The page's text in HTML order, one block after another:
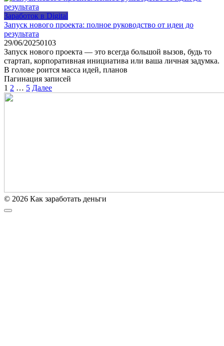
Заработок в Digital
Запуск нового проекта: полное руководство от идеи до
результата
29/06/20250103
Запуск нового проекта — это всегда большой вызов, будь то
стартап, корпоративная инициатива или ваша личная задумка.
В голове роится масса идей, планов
Пагинация записей
1 2 … 5 Далее
© 2026 Как заработать деньги